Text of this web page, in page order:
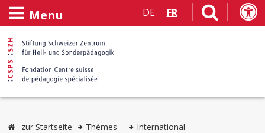
Menu DE FR
zur Startseite Thèmes International